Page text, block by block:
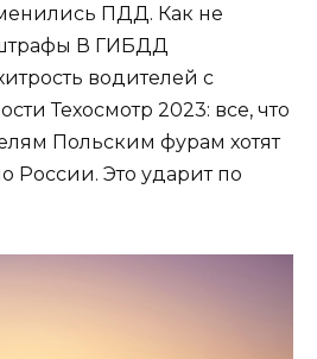
ПДД. Как не
В ГИБДД
водителей с
Техосмотр 2023: все, что
Польским фурам хотят
России. Это ударит по